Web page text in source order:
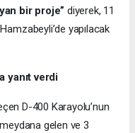
bir proje” diyerek, 11
yapılacak
yanıt verdi
D-400 Karayolu’nun
gelen ve 3